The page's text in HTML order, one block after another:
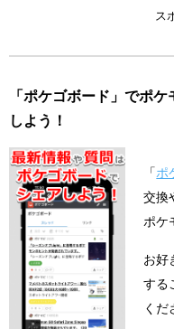
ス
「ポケゴボード」でポ
しよう！
「ポ
交換
ポケ
お好
する
くだ